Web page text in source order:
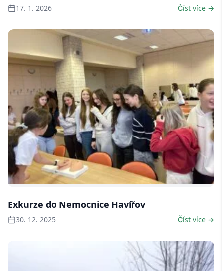
17. 1. 2026 Číst více →
Exkurze do Nemocnice Havířov
30. 12. 2025 Číst více →